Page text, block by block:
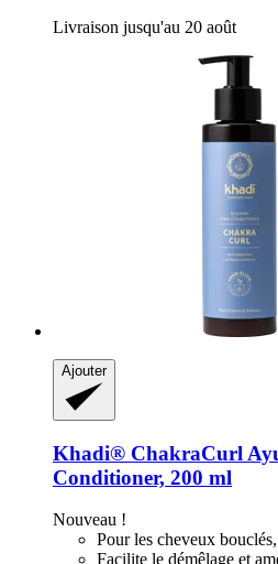
Livraison jusqu'au 20 août
Ajouter
Khadi® ChakraCurl
Conditioner, 200 ml
Nouveau !
Pour les cheveux
Facilite le démêlage et